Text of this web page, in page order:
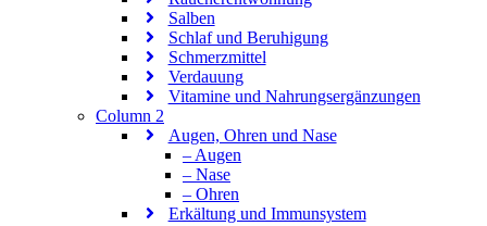
Salben
Schlaf und Beruhigung
Schmerzmittel
Verdauung
Vitamine und Nahrungsergänzungen
Column 2
Augen, Ohren und Nase
– Augen
– Nase
– Ohren
Erkältung und Immunsystem